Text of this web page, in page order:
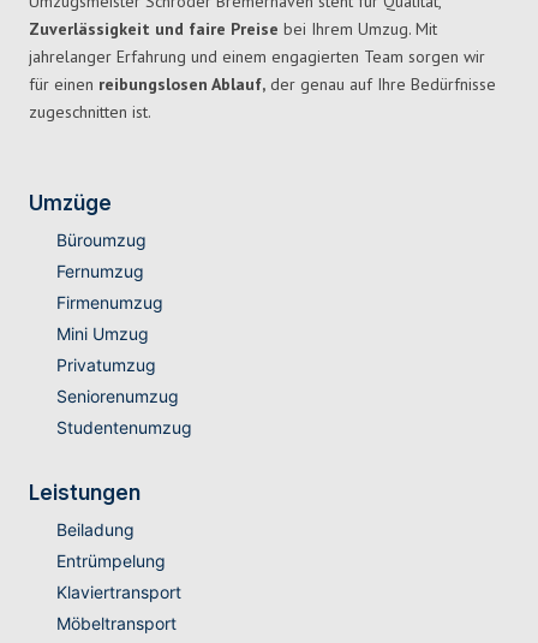
Zuverlässigkeit und faire Preise bei Ihrem Umzug. Mit
jahrelanger Erfahrung und einem engagierten Team sorgen wir
für einen reibungslosen Ablauf, der genau auf Ihre Bedürfnisse
zugeschnitten ist.
Umzüge
Büroumzug
Fernumzug
Firmenumzug
Mini Umzug
Privatumzug
Seniorenumzug
Studentenumzug
Leistungen
Beiladung
Entrümpelung
Klaviertransport
Möbeltransport